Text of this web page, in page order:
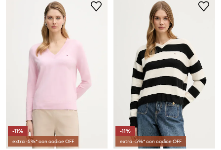
-11%
extra -5%* con codice OFF
-11%
extra -5%* con codice OFF